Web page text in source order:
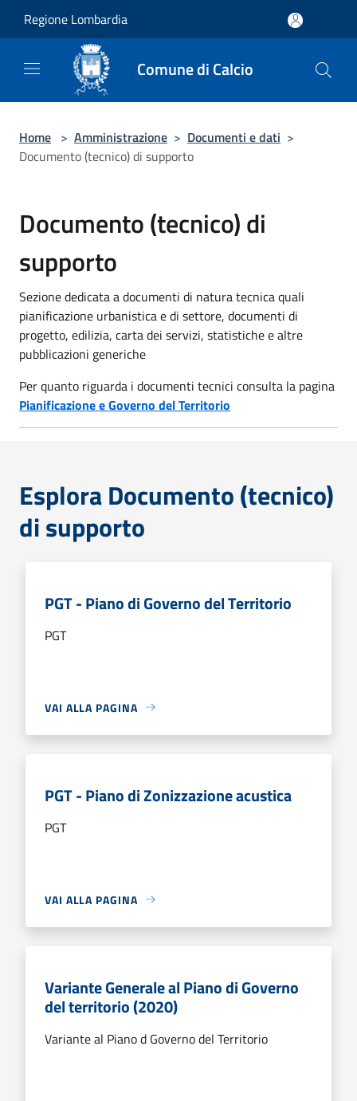
Regione Lombardia
Comune di Calcio
Home > Amministrazione > Documenti e dati >
Documento (tecnico) di supporto
Documento (tecnico) di
supporto
Sezione dedicata a documenti di natura tecnica quali
pianificazione urbanistica e di settore, documenti di
progetto, edilizia, carta dei servizi, statistiche e altre
pubblicazioni generiche
Per quanto riguarda i documenti tecnici consulta la pagina
Pianificazione e Governo del Territorio
Esplora Documento (tecnico)
di supporto
PGT - Piano di Governo del Territorio
PGT
VAI ALLA PAGINA
PGT - Piano di Zonizzazione acustica
PGT
VAI ALLA PAGINA
Variante Generale al Piano di Governo
del territorio (2020)
Variante al Piano d Governo del Territorio